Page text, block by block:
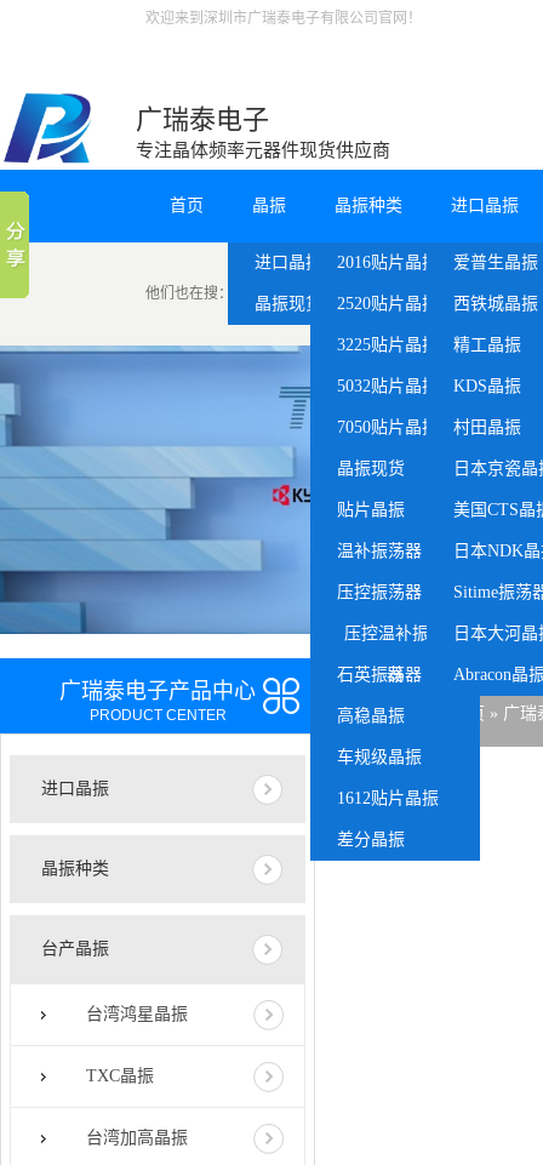
欢迎来到深圳市广瑞泰电子有限公司官网！
广瑞泰电子
专注晶体频率元器件现货供应商
首页 晶振
进口晶振
晶振现货
晶振种类
2016贴片晶振
2520贴片晶振
3225贴片晶振
5032贴片晶振
7050贴片晶振
晶振现货
贴片晶振
温补振荡器
压控振荡器
压控温补振荡
器
石英振荡器
高稳晶振
车规级晶振
1612贴片晶振
差分晶振
进口晶振
爱普生晶振
西铁城晶振
精工晶振
KDS晶振
村田晶振
日本京瓷晶
美国CTS晶
日本NDK
Sitime振荡
日本大河晶
Abracon晶
他们也在搜： 主板晶振 贴片晶体 晶振厂家 进口晶
当前位置： 首页 » 广瑞
广瑞泰电子产品中心
PRODUCT CENTER
进口晶振
晶振种类
台产晶振
台湾鸿星晶振
TXC晶振
台湾加高晶振